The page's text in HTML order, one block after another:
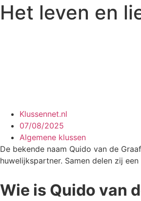
Het leven en
Klussennet.nl
07/08/2025
Algemene klussen
De bekende naam Quido van de
huwelijkspartner. Samen delen zij
Wie is Quido van